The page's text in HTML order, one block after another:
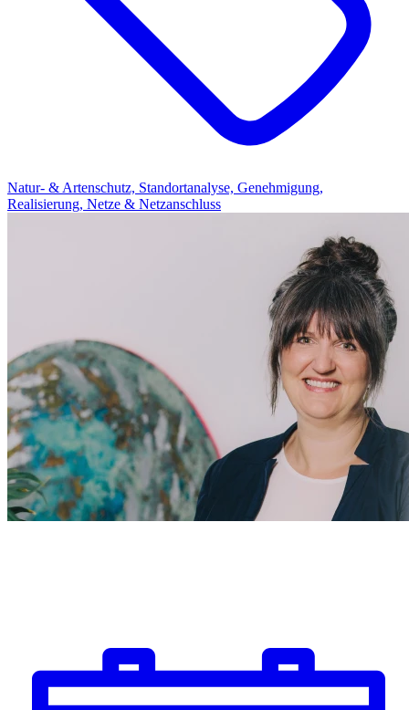
Natur- & Artenschutz, Standortanalyse, Genehmigung,
Realisierung, Netze & Netzanschluss